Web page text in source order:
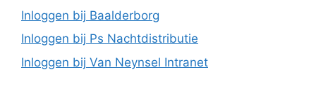
Inloggen bij Baalderborg
Inloggen bij Ps Nachtdistributie
Inloggen bij Van Neynsel Intranet